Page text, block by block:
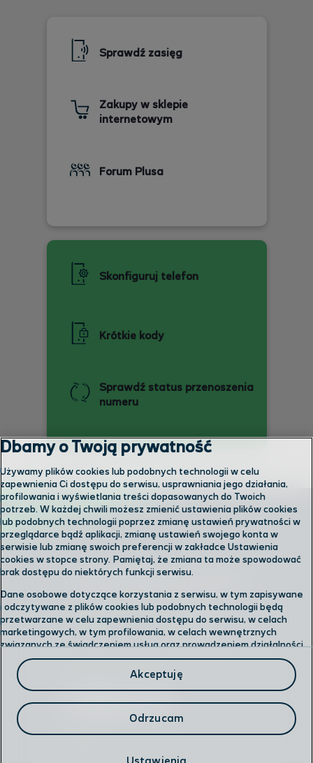
Sprawdź zasięg
Zakupy w sklepie
internetowym
Forum Plusa
Skonfiguruj telefon
Krótkie kody
Sprawdź status przenoszenia
numeru
Skontaktuj się z nami
Odwiedź nas w salonie
Formularz kontaktowy
Dbamy o Twoją prywatność
Używamy plików cookies lub podobnych technologii w celu
zapewnienia Ci dostępu do serwisu, usprawniania jego działania,
profilowania i wyświetlania treści dopasowanych do Twoich
potrzeb. W każdej chwili możesz zmienić ustawienia plików cookies
lub podobnych technologii poprzez zmianę ustawień prywatności w
przeglądarce bądź aplikacji, zmianę ustawień swojego konta w
serwisie lub zmianę swoich preferencji w zakładce Ustawienia
cookies w stopce strony. Pamiętaj, że zmiana ta może spowodować
brak dostępu do niektórych funkcji serwisu.
Dane osobowe dotyczące korzystania z serwisu, w tym zapisywane
i odczytywane z plików cookies lub podobnych technologii będą
przetwarzane w celu zapewnienia dostępu do serwisu, w celach
marketingowych, w tym profilowania, w celach wewnętrznych
związanych ze świadczeniem usług oraz prowadzeniem działalności
gospodarczej, w tym dowodowych, analitycznych i statystycznych,
wykrywania i eliminowania nadużyć oraz w celu wykonywania
obowiązków wynikających z przepisów prawa. Administratorem
Twoich danych jestPolkomtel sp. z o.o.
Przysługuje Ci prawo do dostępu do danych, ich usunięcia,
ograniczenia przetwarzania, przenoszenia, sprzeciwu, sprostowania
Akceptuję
Odrzucam